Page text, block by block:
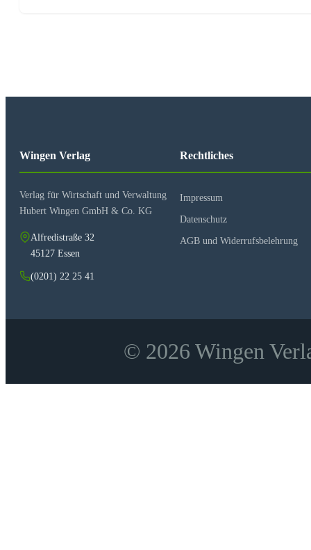
Abitur
Abitur: Externenprüfung
Wingen Verlag
Verlag für Wirtschaft und Verwaltung
Hubert Wingen GmbH & Co. KG
Alfredistraße 32
45127 Essen
(0201) 22 25 41
Rechtliches
Impressum
Datenschutz
AGB und Widerrufsbelehrung
© 2026 Wingen